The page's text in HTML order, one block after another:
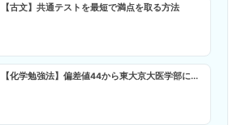
【古文】共通テストを最短で満点を取る方法
【化学勉強法】偏差値44から東大京大医学部に...